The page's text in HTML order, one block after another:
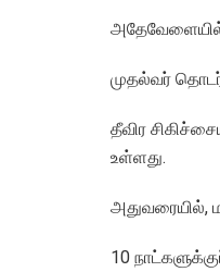
முதல்வர்
தீவிர
உள்ளது.
அதுவரையில்,
10